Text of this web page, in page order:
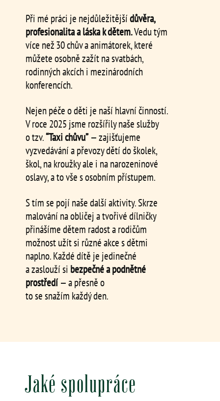
Při mé práci je nejdůležitějšídůvěra,
profesionalita a láska k dětem.Vedu tým
více než 30 chův a animátorek, které
můžete osobně zažít na svatbách,
rodinných akcích i mezinárodních
konferencích.
Nejen péče o děti je naší hlavní činností.
V roce 2025 jsme rozšířily naše služby
o tzv.“Taxi chůvu”— zajišťujeme
vyzvedávání a převozy dětí do školek,
škol, na kroužky ale i na narozeninové
oslavy, a to vše s osobním přístupem.
S tím se pojí naše další aktivity. Skrze
malování na obličej a tvořivé dílničky
přinášíme dětem radost a rodičům
možnost užít si různé akce s dětmi
naplno. Každé dítě je jedinečné
a zaslouží si bezpečné a podnětné
prostředí — a přesně o
to se snažím každý den.
Jaké spolupráce